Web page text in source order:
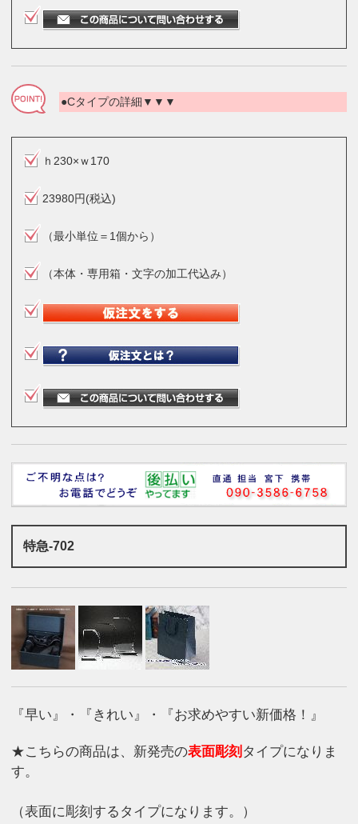
●Cタイプの詳細▼▼▼
ｈ230×ｗ170
23980円(税込)
（最小単位＝1個から）
（本体・専用箱・文字の加工代込み）
特急-702
『早い』・『きれい』・『お求めやすい新価格！』
★こちらの商品は、新発売の表面彫刻 タイプになりま
す。
（表面に彫刻するタイプになります。）